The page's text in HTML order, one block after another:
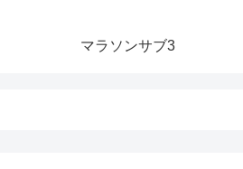
マラソンサブ3